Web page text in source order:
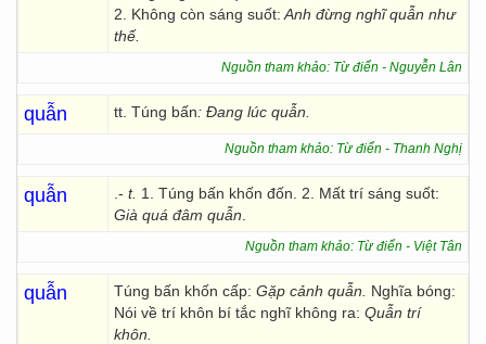
2. Không còn sáng suốt: Anh đừng nghĩ quẫn như
thế.
Nguồn tham khảo: Từ điển - Nguyễn Lân
quẫn tt. Túng bấn: Đang lúc quẫn.
Nguồn tham khảo: Từ điển - Thanh Nghị
quẫn .- t. 1. Túng bấn khốn đốn. 2. Mất trí sáng suốt:
Già quá đâm quẫn
Nguồn tham khảo: Từ điển - Việt Tân
quẫn Túng bấn khốn cấp: Gặp cảnh quẫn.
Nghĩa bóng:
Nói về trí khôn bí tắc nghĩ không ra: Quẫn trí
khôn.